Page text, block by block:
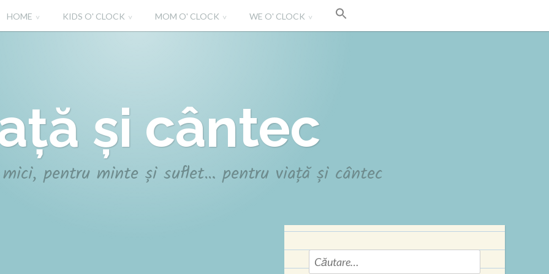
HOME KIDS O' CLOCK MOM O' CLOCK WE O' CLOCK
și cântec
pentru minte și suflet… pentru viață și cântec
Caută